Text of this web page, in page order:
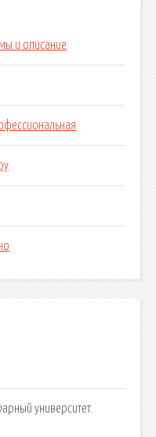
и описание
университет.